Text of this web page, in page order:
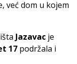
već dom u kojem
Jazavac je
17 podržala i